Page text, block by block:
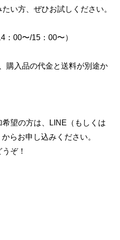
い方、ぜひお試しください。
：00〜/15：00〜）
購入品の代金と送料が別途か
望の方は、LINE（もしくは
らお申し込みください。
ぞ！